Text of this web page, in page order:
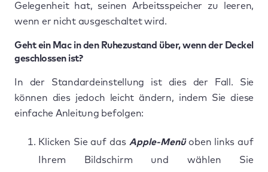
Gelegenheit hat, seinen Arbeitsspeicher zu leeren,
wenn er nicht ausgeschaltet wird.
Geht ein Mac in den Ruhezustand über, wenn der Deckel
geschlossen ist?
In der Standardeinstellung ist dies der Fall. Sie
können dies jedoch leicht ändern, indem Sie diese
einfache Anleitung befolgen:
Klicken Sie auf das Apple-Menüoben links auf
Ihrem Bildschirm und wählen Sie